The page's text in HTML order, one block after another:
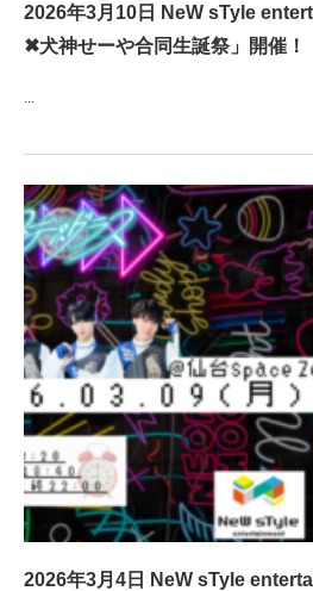
2026年3月10日 NeW sTyle
✖︎犬神せーや合同生誕祭」開催！
2026年3月4日 NeW sTyle